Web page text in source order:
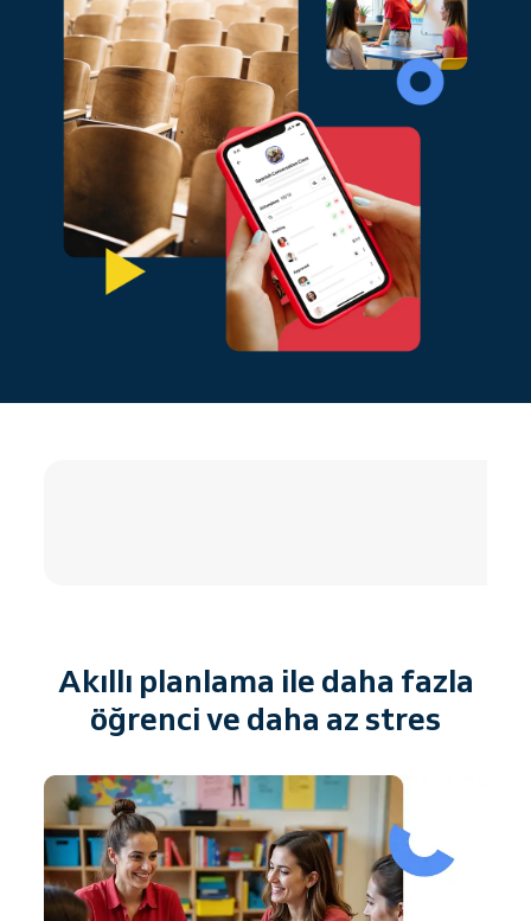
Akıllı planlama ile daha fazla
öğrenci ve daha az stres